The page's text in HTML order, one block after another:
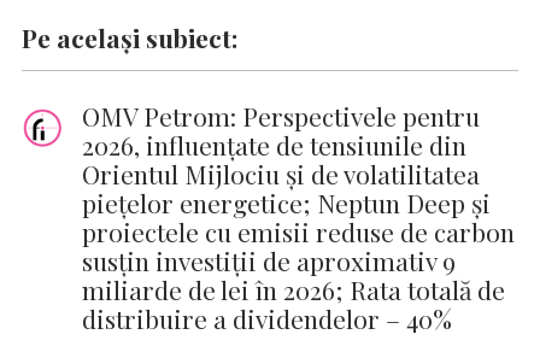
Pe același subiect:
OMV Petrom: Perspectivele pentru
2026, influențate de tensiunile din
Orientul Mijlociu și de volatilitatea
piețelor energetice; Neptun Deep și
proiectele cu emisii reduse de carbon
susțin investiții de aproximativ 9
miliarde de lei în 2026; Rata totală de
distribuire a dividendelor – 40%